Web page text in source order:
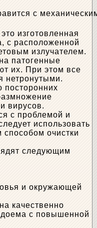
с
изготовленная
с расположенной
излучателем.
патогенные
их. При этом все
нетронутыми.
посторонних
вирусов.
с проблемой и
использовать
очистки
следующим
и окружающей
качественно
с повышенной